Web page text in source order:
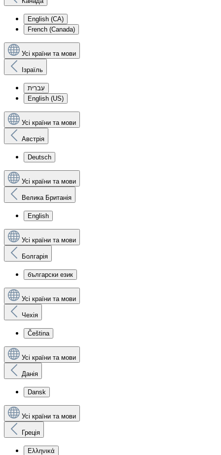
English (CA)
French (Canada)
Усі країни та мови
Ізраїль
עִברִית
English (US)
Усі країни та мови
Австрія
Deutsch
Усі країни та мови
Велика Британія
English
Усі країни та мови
Болгарія
български език
Усі країни та мови
Чехія
Čeština
Усі країни та мови
Данія
Dansk
Усі країни та мови
Греція
Ελληνικά